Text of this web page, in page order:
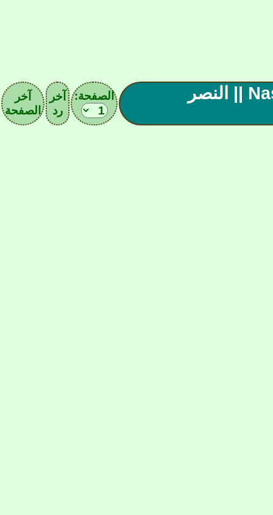
|| ( 6 ) || صحيفـة نـادي النصـر || Nassr F.C || النصر الصفحة:
آخر
رد
آخر
الصفحة